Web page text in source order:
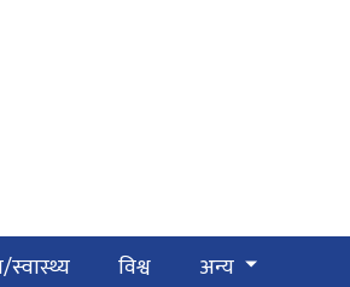
स्वास्थ्य विश्व अन्य